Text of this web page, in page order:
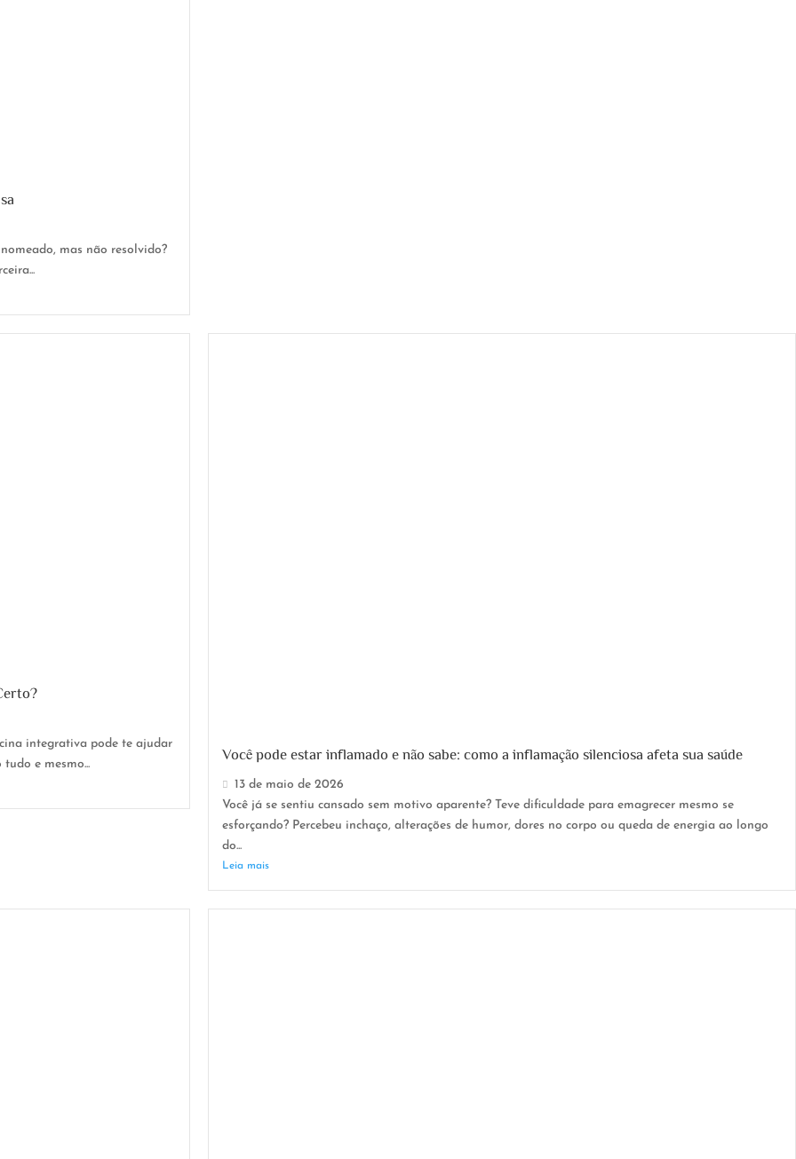
mas não resolvido?
integrativa pode te ajudar
e mesmo...
Você pode estar inflamado e não sabe: como a inflamação silenciosa afeta sua saúde
13 de maio de 2026
Você já se sentiu cansado sem motivo aparente? Teve dificuldade para emagrecer mesmo se
esforçando? Percebeu inchaço, alterações de humor, dores no corpo ou queda de energia ao longo
do...
Leia mais